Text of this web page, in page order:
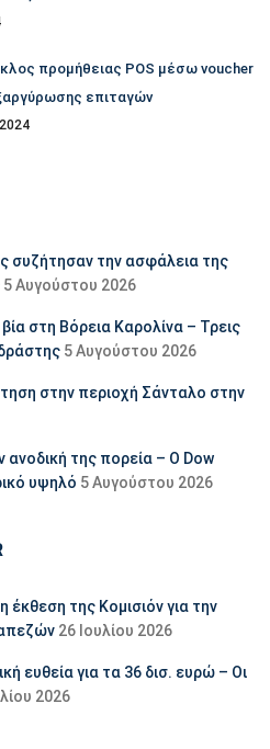
προμήθειας POS μέσω voucher
επιταγών
συζήτησαν την ασφάλεια της
5 Αυγούστου 2026
στη Βόρεια Καρολίνα – Τρεις
5 Αυγούστου 2026
στην περιοχή Σάνταλο στην
ανοδική της πορεία – Ο Dow
υψηλό 5 Αυγούστου 2026
έκθεση της Κομισιόν για την
26 Ιουλίου 2026
ευθεία για τα 36 δισ. ευρώ – Οι
2026